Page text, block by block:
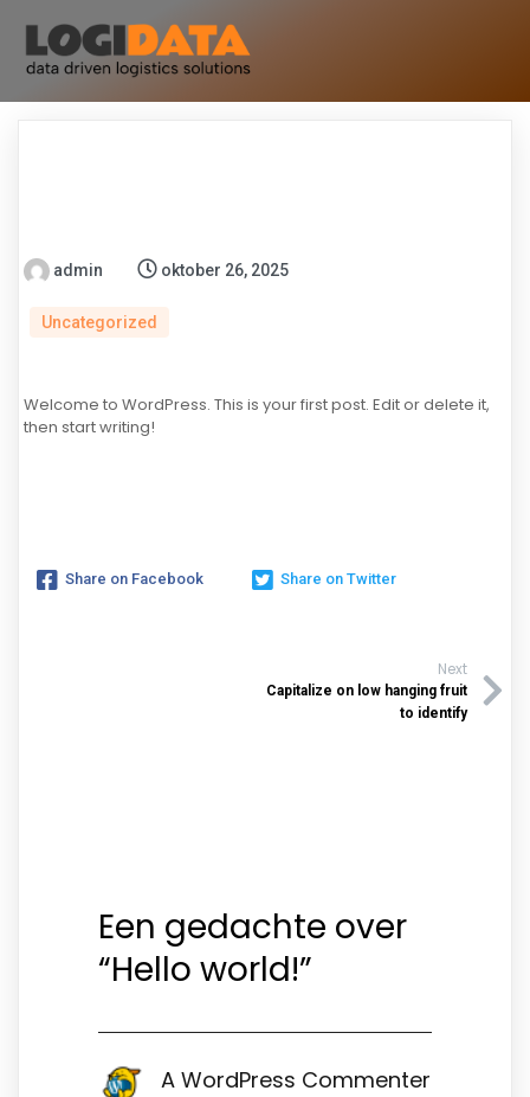
admin oktober 26, 2025
Uncategorized
Welcome to WordPress. This is your first post. Edit or delete it,
then start writing!
Share on Facebook Share on Twitter
Next
Capitalize on low hanging fruit
to identify
Een gedachte over
“Hello world!”
A WordPress Commenter